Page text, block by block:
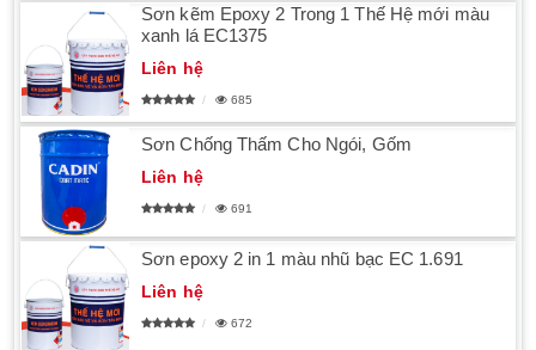
Sơn kẽm Epoxy 2 Trong 1 Thế Hệ mới màu
xanh lá EC1375
Liên hệ
685
Sơn Chống Thấm Cho Ngói, Gốm
Liên hệ
691
Sơn epoxy 2 in 1 màu nhũ bạc EC 1.691
Liên hệ
672